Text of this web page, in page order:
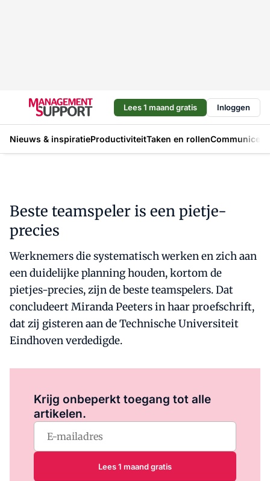
Lees 1 maand gratis Inloggen
Nieuws & inspiratieProductiviteitTaken en rollen
Beste teamspeler is een pietje-
precies
Werknemers die systematisch werken en zich aan
een duidelijke planning houden, kortom de
pietjes-precies, zijn de beste teamspelers. Dat
concludeert Miranda Peeters in haar proefschrift,
dat zij gisteren aan de Technische Universiteit
Eindhoven verdedigde.
Krijg onbeperkt toegang tot alle
artikelen.
Lees 1 maand gratis